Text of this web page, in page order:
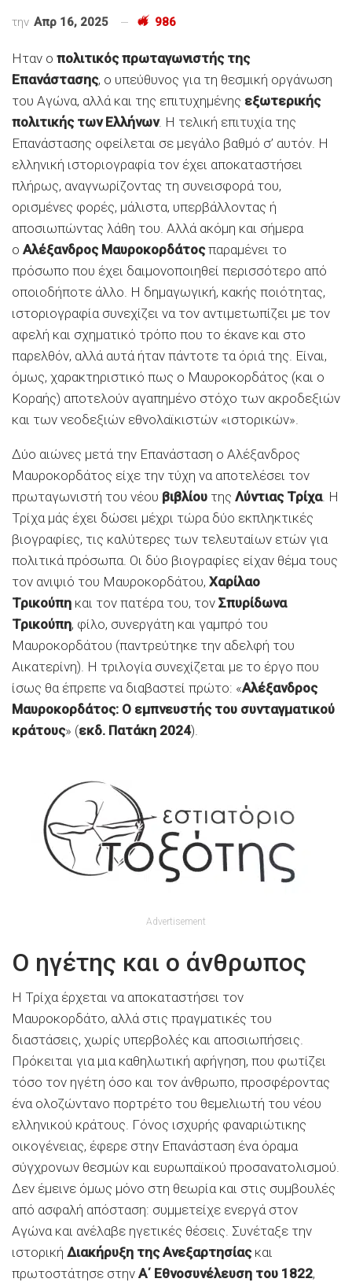
την Απρ 16, 2025 986
Ηταν ο πολιτικός πρωταγωνιστής της
Επανάστασης, ο υπεύθυνος για τη θεσμική οργάνωση
του Αγώνα, αλλά και της επιτυχημένης εξωτερικής
πολιτικής των Ελλήνων. Η τελική επιτυχία της
Επανάστασης οφείλεται σε μεγάλο βαθμό σ’ αυτόν. Η
ελληνική ιστοριογραφία τον έχει αποκαταστήσει
πλήρως, αναγνωρίζοντας τη συνεισφορά του,
ορισμένες φορές, μάλιστα, υπερβάλλοντας ή
αποσιωπώντας λάθη του. Αλλά ακόμη και σήμερα
ο Αλέξανδρος Μαυροκορδάτοςπαραμένει το
πρόσωπο που έχει δαιμονοποιηθεί περισσότερο από
οποιοδήποτε άλλο. Η δημαγωγική, κακής ποιότητας,
ιστοριογραφία συνεχίζει να τον αντιμετωπίζει με τον
αφελή και σχηματικό τρόπο που το έκανε και στο
παρελθόν, αλλά αυτά ήταν πάντοτε τα όριά της. Είναι,
όμως, χαρακτηριστικό πως ο Μαυροκορδάτος (και ο
Κοραής) αποτελούν αγαπημένο στόχο των ακροδεξιών
και των νεοδεξιών εθνολαϊκιστών «ιστορικών».
Δύο αιώνες μετά την Επανάσταση ο Αλέξανδρος
Μαυροκορδάτος είχε την τύχη να αποτελέσει τον
πρωταγωνιστή του νέου βιβλίου της Λύντιας Τρίχα. Η
Τρίχα μάς έχει δώσει μέχρι τώρα δύο εκπληκτικές
βιογραφίες, τις καλύτερες των τελευταίων ετών για
πολιτικά πρόσωπα. Οι δύο βιογραφίες είχαν θέμα τους
τον ανιψιό του Μαυροκορδάτου, Χαρίλαο
Τρικούπη και τον πατέρα του, τον Σπυρίδωνα
Τρικούπη, φίλο, συνεργάτη και γαμπρό του
Μαυροκορδάτου (παντρεύτηκε την αδελφή του
Αικατερίνη). Η τριλογία συνεχίζεται με το έργο που
ίσως θα έπρεπε να διαβαστεί πρώτο: «Αλέξανδρος
Μαυροκορδάτος: Ο εμπνευστής του συνταγματικού
κράτους» (εκδ. Πατάκη 2024).
Advertisement
Ο ηγέτης και ο άνθρωπος
Η Τρίχα έρχεται να αποκαταστήσει τον
Μαυροκορδάτο, αλλά στις πραγματικές του
διαστάσεις, χωρίς υπερβολές και αποσιωπήσεις.
Πρόκειται για μια καθηλωτική αφήγηση, που φωτίζει
τόσο τον ηγέτη όσο και τον άνθρωπο, προσφέροντας
ένα ολοζώντανο πορτρέτο του θεμελιωτή του νέου
ελληνικού κράτους. Γόνος ισχυρής φαναριώτικης
οικογένειας, έφερε στην Επανάσταση ένα όραμα
σύγχρονων θεσμών και ευρωπαϊκού προσανατολισμού.
Δεν έμεινε όμως μόνο στη θεωρία και στις συμβουλές
από ασφαλή απόσταση: συμμετείχε ενεργά στον
Αγώνα και ανέλαβε ηγετικές θέσεις. Συνέταξε την
ιστορική Διακήρυξη της Ανεξαρτησίαςκαι
πρωτοστάτησε στην Α΄ Εθνοσυνέλευση του 1822,